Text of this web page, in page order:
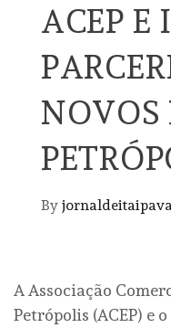
ACEP E
NOVOS
By jornaldeitaipava
A Associação
Petrópolis (ACEP) e